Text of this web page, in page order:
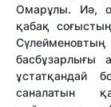
Омарұлы. Иә,
қабақ
басбұзарлығы
ұстатқандай
саналатын